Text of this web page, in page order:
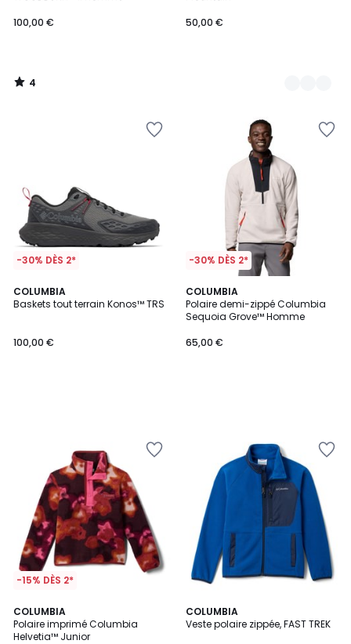
100,00 €
4
/
50,00 €
-30% DÈS 2*
COLUMBIA
Baskets tout terrain Konos™ TRS
100,00 €
-30% DÈS 2*
COLUMBIA
Polaire demi-zippé Columbia
Sequoia Grove™ Homme
65,00 €
-15% DÈS 2*
COLUMBIA
Polaire imprimé Columbia
Helvetia™ Junior
COLUMBIA
Veste polaire zippée, FAST TREK
3
Couleurs